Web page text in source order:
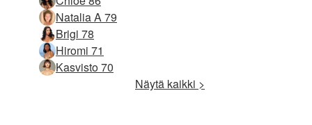
Natalia A 79
Brigi 78
Hiromi 71
Kasvisto 70
Näytä kaikki >